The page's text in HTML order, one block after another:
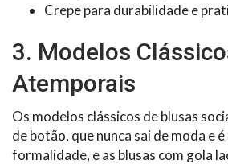
Crepe para durabilidade e
3. Modelos
Atemporais
Os modelos clássicos de blusas
de botão, que nunca sai de moda e
formalidade, e as blusas com gola